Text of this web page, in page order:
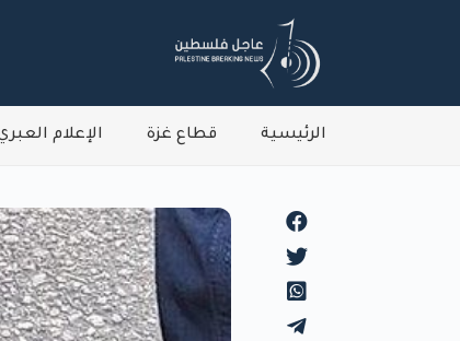
الرئيسية قطاع غزة الإعلام